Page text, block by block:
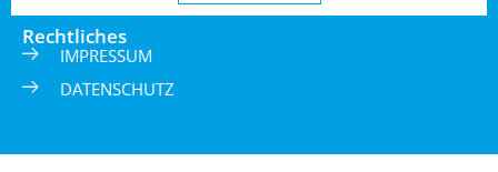
Rechtliches
IMPRESSUM
DATENSCHUTZ